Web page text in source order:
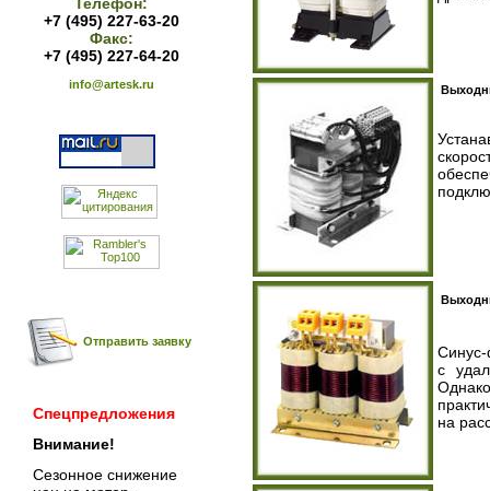
+7 (495) 227-63-20
Факс:
+7 (495) 227-64-20
info@artesk.ru
Отправить заявку
Спецпредложения
Внимание!
Сезонное снижение
с
на